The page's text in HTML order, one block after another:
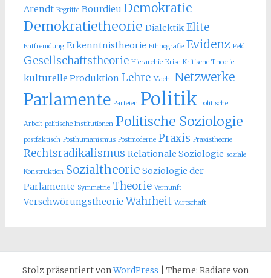
Arendt Begriffe Bourdieu Demokratie
Demokratietheorie Dialektik Elite
Entfremdung Erkenntnistheorie Ethnografie Evidenz Feld
Gesellschaftstheorie Hierarchie Krise Kritische Theorie
kulturelle Produktion Lehre Macht Netzwerke
Parlamente Parteien Politik politische
Arbeit politische Institutionen Politische Soziologie
postfaktisch Posthumanismus Postmoderne Praxis Praxistheorie
Rechtsradikalismus Relationale Soziologie soziale
Konstruktion Sozialtheorie Soziologie der
Parlamente Symmetrie Theorie Vernunft
Verschwörungstheorie Wahrheit Wirtschaft
Stolz präsentiert vonWordPress
Theme: Radiate von